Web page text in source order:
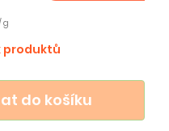
g
produktů
do košíku